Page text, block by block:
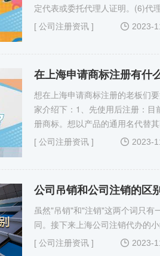
定代表或委托代理人证明。(6)代理
[ 公司注册资讯 ] 2023-
在上海申请商标注册有什
想在上海申请商标注册的老板们
家介绍下：1、先使用后注册：
册商标。想以产品的通用名代替
[ 公司注册资讯 ] 2023-
公司吊销和公司注销的区
虽然"吊销"和"注销"这两个词只有
同。接下来上海公司注销代办的
[ 公司注册资讯 ] 2023-